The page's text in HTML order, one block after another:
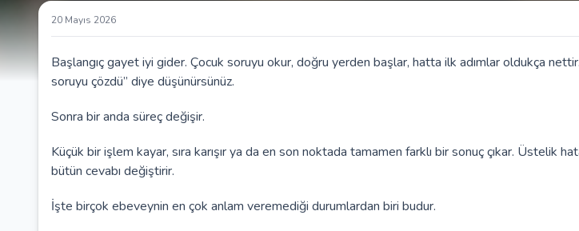
20 Mayıs 2026
Başlangıç gayet iyi gider. Çocuk soruyu okur, doğru yerden başlar, hatta ilk adımlar oldukça
soruyu çözdü” diye düşünürsünüz.
Sonra bir anda süreç değişir.
Küçük bir işlem kayar, sıra karışır ya da en son noktada tamamen farklı bir sonuç çıkar. Üstelik
bütün cevabı değiştirir.
İşte birçok ebeveynin en çok anlam veremediği durumlardan biri budur.